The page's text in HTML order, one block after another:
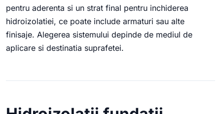
pentru aderenta si un strat final pentru inchiderea
hidroizolatiei, ce poate include armaturi sau alte
finisaje. Alegerea sistemului depinde de mediul de
aplicare si destinatia suprafetei.